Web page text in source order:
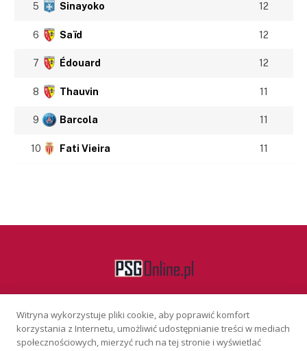
5 Sinayoko 12
6 Saïd 12
7 Édouard 12
8 Thauvin 11
9 Barcola 11
10 Fati Vieira 11
Facebook
Witryna wykorzystuje pliki cookie, aby poprawić komfort
korzystania z Internetu, umożliwić udostępnianie treści w mediach
społecznościowych, mierzyć ruch na tej stronie i wyświetlać